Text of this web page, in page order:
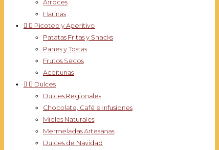
Arroces
Harinas
  Picoteo y Aperitivo
Patatas Fritas y Snacks
Panes y Tostas
Frutos Secos
Aceitunas
  Dulces
Dulces Regionales
Chocolate, Café e Infusiones
Mieles Naturales
Mermeladas Artesanas
Dulces de Navidad